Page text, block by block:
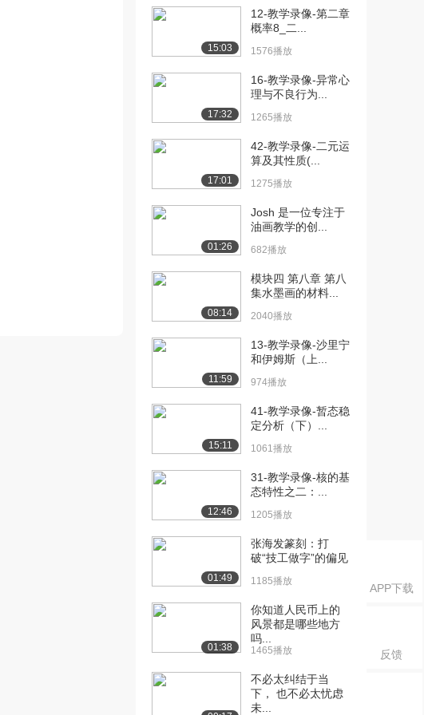
APP下载
反馈
[10] 4-教学录像-水彩画静
物写生（上）...
2982播放
[11] 4-教学录像-水彩画静
物写生（上）...
1080播放
[12] 4-教学录像-水彩画静
物写生（上）...
1108播放
13:22
[13] 5-教学录像-水彩画静
16:07
[14] 5-教学录像-水彩画静
16:10
[15] 5-教学录像-水彩画静
16:09
[16] 6-教学录像-水彩画风
13:35
[17] 6-教学录像-水彩画风
13:45
[18] 6-教学录像-水彩画风
景教程（步骤...
13:31
[19] 7-教学录像-水彩画人
体创作示范（...
体创作示范（...
15:03
12-教学录像-第二章
概率8_二...
1576播放
17:32
16-教学录像-异常心
理与不良行为...
1265播放
17:01
42-教学录像-二元运
算及其性质(...
1275播放
01:26
Josh 是一位专注于
油画教学的创...
682播放
08:14
模块四 第八章 第八
集水墨画的材料...
2040播放
11:59
13-教学录像-沙里宁
和伊姆斯（上...
974播放
15:11
41-教学录像-暂态稳
定分析（下）...
1061播放
12:46
31-教学录像-核的基
态特性之二：...
1205播放
01:49
张海发篆刻：打
破“技工做字”的偏见
1185播放
01:38
你知道人民币上的
风景都是哪些地方
吗...
1465播放
不必太纠结于当
下， 也不必太忧虑
未...